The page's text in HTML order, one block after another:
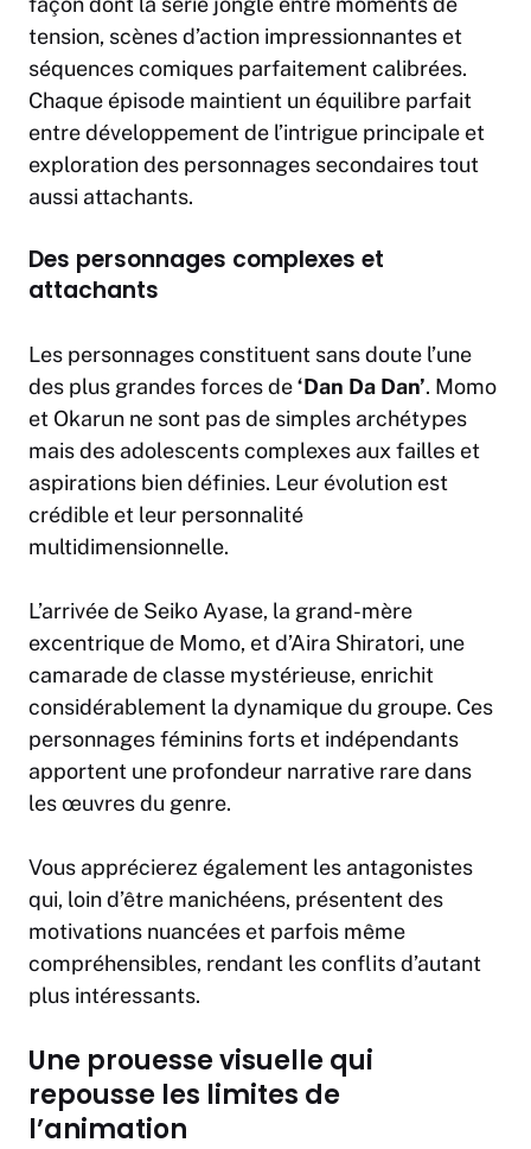
tension, scènes d’action impressionnantes et
séquences comiques parfaitement calibrées.
Chaque épisode maintient un équilibre parfait
entre développement de l’intrigue principale et
exploration des personnages secondaires tout
aussi attachants.
Des personnages complexes et
attachants
Les personnages constituent sans doute l’une
des plus grandes forces de‘Dan Da Dan’. Momo
et Okarun ne sont pas de simples archétypes
mais des adolescents complexes aux failles et
aspirations bien définies. Leur évolution est
crédible et leur personnalité
multidimensionnelle.
L’arrivée de Seiko Ayase, la grand-mère
excentrique de Momo, et d’Aira Shiratori, une
camarade de classe mystérieuse, enrichit
considérablement la dynamique du groupe. Ces
personnages féminins forts et indépendants
apportent une profondeur narrative rare dans
les œuvres du genre.
Vous apprécierez également les antagonistes
qui, loin d’être manichéens, présentent des
motivations nuancées et parfois même
compréhensibles, rendant les conflits d’autant
plus intéressants.
Une prouesse visuelle qui
repousse les limites de
l’animation